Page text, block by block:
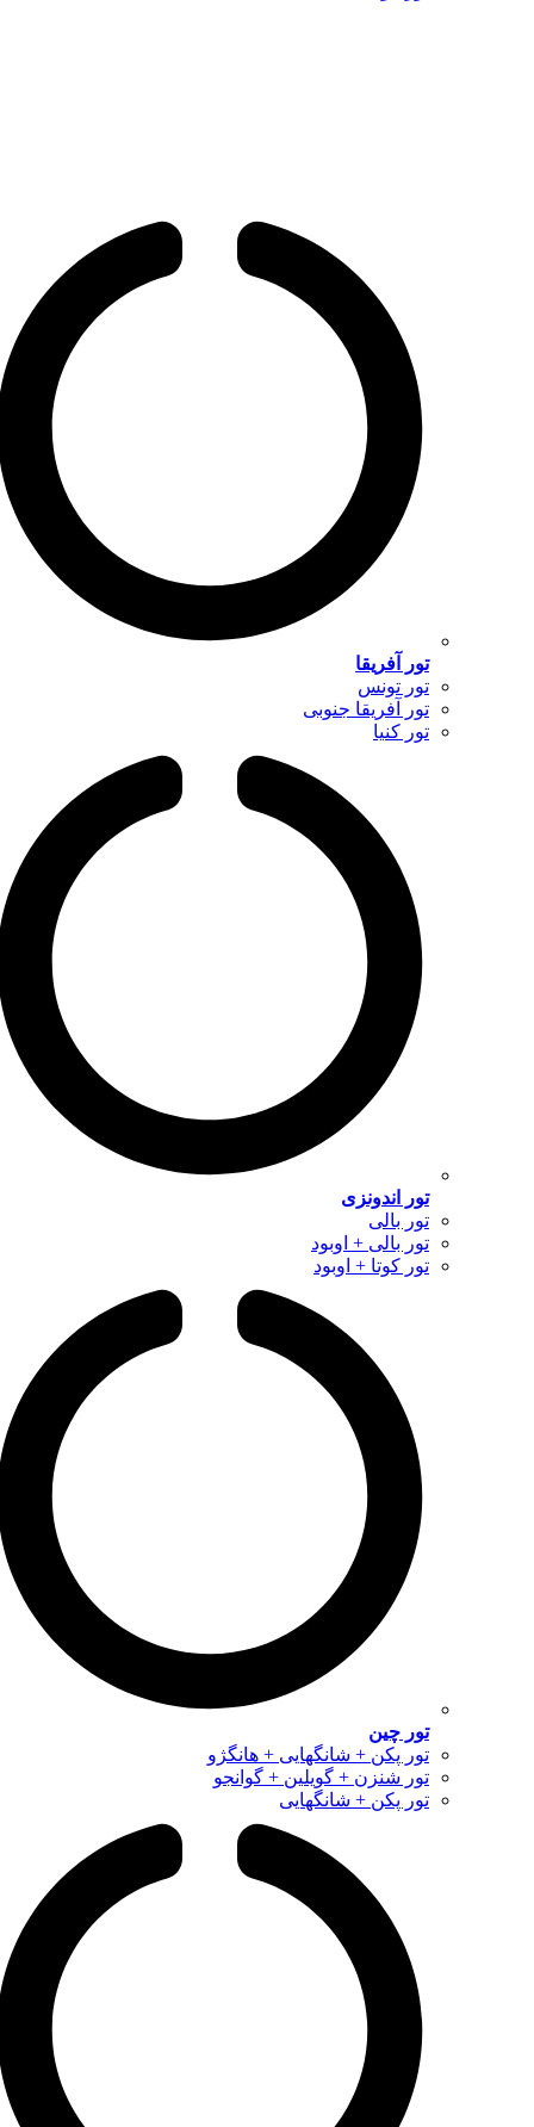
تور آفریقا
تور تونس
تور آفریقا جنوبی
تور کنیا
تور اندونزی
تور بالی
تور بالی + اوبود
تور کوتا + اوبود
تور چین
تور پکن + شانگهایی + هانگژو
تور شنزن + گویلین + گوانجو
تور پکن + شانگهایی